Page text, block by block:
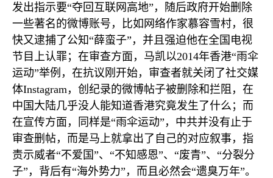
发出指示要“夺回互联网高地”，随后政府开始删除
一些著名的微博账号，比如网络作家慕容雪村，很
快又逮捕了公知“薛蛮子”，并且强迫他在全国电视
节目上认罪；在审查方面，马凯以2014年香港“雨伞
运动”举例，在抗议刚开始，审查者就关闭了社交媒
体Instagram，创纪录的微博帖子被删除和拦阻，在
中国大陆几乎没人能知道香港究竟发生了什么；而
在宣传方面，同样是“雨伞运动”，中共并没有止于
审查删帖，而是马上就拿出了自己的对应叙事，指
责示威者“不爱国”、“不知感恩”、“废青”、“分裂分
子”，背后有“海外势力”，而且必然会“遗臭万年”。